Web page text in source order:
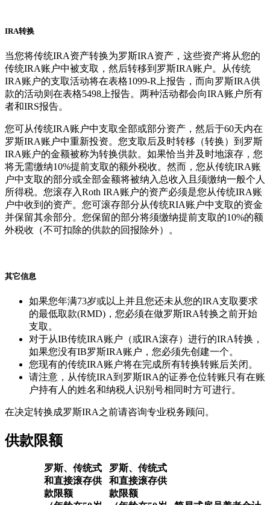
IRA转换
当您将传统IRA资产转换为罗斯IRA资产，这些资产将从您的
传统IRA账户中被支取，然后转移到罗斯IRA账户。从传统
IRA账户的支取活动将在表格1099-R上报告，而向罗斯IRA供
款的活动则在表格5498上报告。两种活动都会向IRA账户所有
者和IRS报告。
您可从传统IRA账户中支取全部或部分资产，然后于60天内在
罗斯IRA账户中重新投资。您支取后及时转移（转换）到罗斯
IRA账户的金额被称为转换供款。如果恰当并及时地滚存，您
将无需缴纳10%提前支取的额外税收。然而，您从传统IRA账
户中支取的部分或全部金额将被纳入总收入且须缴纳一般个人
所得税。您滚存入Roth IRA账户的资产必须是您从传统IRA账
户中收到的资产。您可滚存部分从传统RIA账户中支取的资金
并保留其余部分。您保留的部分将须缴纳提前支取的10%的额
外税收（不可扣除的供款的回报除外）。
其它信息
如果您年满73岁或以上并且您还未从您的IRA支取要求
的最低取款(RMD)，您必须在做罗斯IRA转换之前开始
支取。
对于从IB传统IRA账户（或IRA滚存）进行的IRA转换，
如果您没有IB罗斯IRA账户，您必须先创建一个。
您现有的传统IRA账户将在完成所有转换转账后关闭。
请注意，从传统IRA到罗斯IRA的证券仓位转账只有在账
户持有人的姓名和纳税人识别号相同时方可进行。
在决定转换成罗斯IRA之前请咨询专业税务顾问。
供款限额
罗斯、传统式
和直接滚存供
款限额
罗斯、传统式
和直接滚存供
款限额